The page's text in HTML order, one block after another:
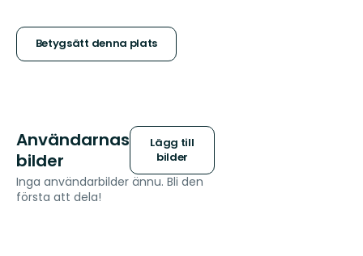
stjärnor
Betygsätt denna plats
Användarnas
bilder
Lägg till
bilder
Inga användarbilder ännu. Bli den
första att dela!